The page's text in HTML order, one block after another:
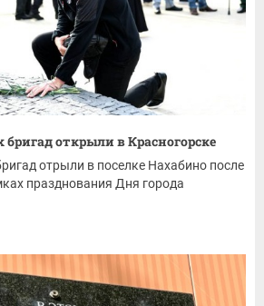
открыли в Красногорске
отрыли в поселке Нахабино после
празднования Дня города